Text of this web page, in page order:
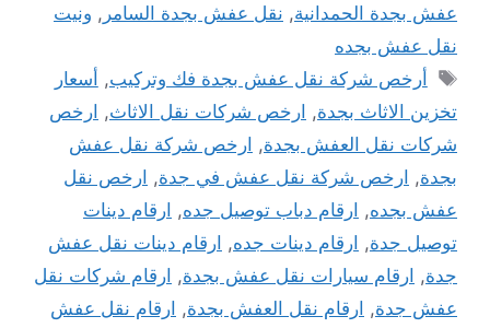
عفش بجدة الحمدانية, نقل عفش بجدة السامر , ونيت
نقل عفش بجده
الوسوم
أرخص شركة نقل عفش بجدة فك وتركيب, أسعار
تخزين الاثاث بجدة, ارخص شركات نقل الاثاث, ارخص
شركات نقل العفش بجدة, ارخص شركة نقل عفش
بجدة, ارخص شركة نقل عفش في جدة, ارخص نقل
عفش بجده, ارقام دباب توصيل جده, ارقام دينات
توصيل جدة, ارقام دينات جده, ارقام دينات نقل عفش
جدة, ارقام سيارات نقل عفش بجدة, ارقام شركات نقل
عفش جدة, ارقام نقل العفش بجدة, ارقام نقل عفش